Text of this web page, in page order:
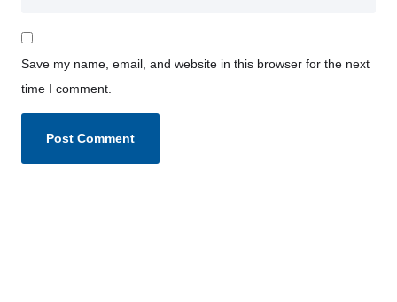
Save my name, email, and website in this browser for the next
time I comment.